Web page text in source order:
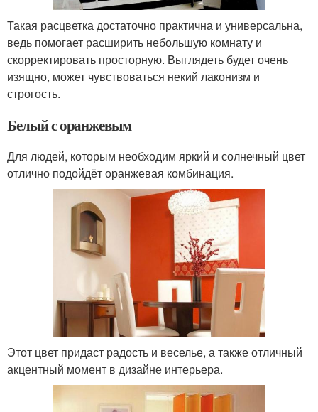
Такая расцветка достаточно практична и универсальна,
ведь помогает расширить небольшую комнату и
скорректировать просторную. Выглядеть будет очень
изящно, может чувствоваться некий лаконизм и
строгость.
Белый с оранжевым
Для людей, которым необходим яркий и солнечный цвет
отлично подойдёт оранжевая комбинация.
Этот цвет придаст радость и веселье, а также отличный
акцентный момент в дизайне интерьера.